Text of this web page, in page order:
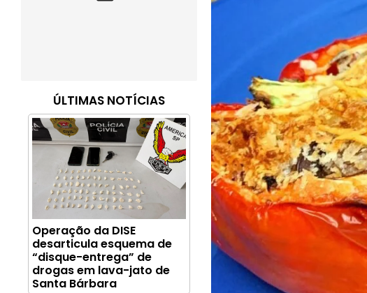
ÚLTIMAS NOTÍCIAS
Operação da DISE
desarticula esquema de
“disque-entrega” de
drogas em lava-jato de
Santa Bárbara